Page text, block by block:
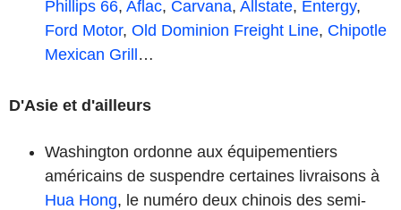
Phillips 66, Aflac, Carvana, Allstate, Entergy,
Ford Motor, Old Dominion Freight Line, Chipotle
Mexican Grill…
D'Asie et d'ailleurs
Washington ordonne aux équipementiers
américains de suspendre certaines livraisons à
Hua Hong, le numéro deux chinois des semi-